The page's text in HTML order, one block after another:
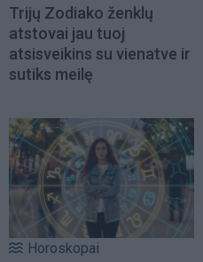
Trijų Zodiako ženklų
atstovai jau tuoj
atsisveikins su vienatve ir
sutiks meilę
Horoskopai